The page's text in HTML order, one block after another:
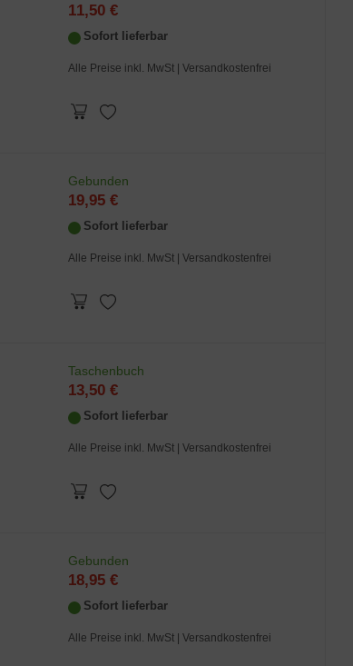
11,50 €
Sofort lieferbar
Alle Preise inkl. MwSt | Versandkostenfrei
Gebunden
19,95 €
Sofort lieferbar
Alle Preise inkl. MwSt | Versandkostenfrei
Taschenbuch
13,50 €
Sofort lieferbar
Alle Preise inkl. MwSt | Versandkostenfrei
Gebunden
18,95 €
Sofort lieferbar
Alle Preise inkl. MwSt | Versandkostenfrei